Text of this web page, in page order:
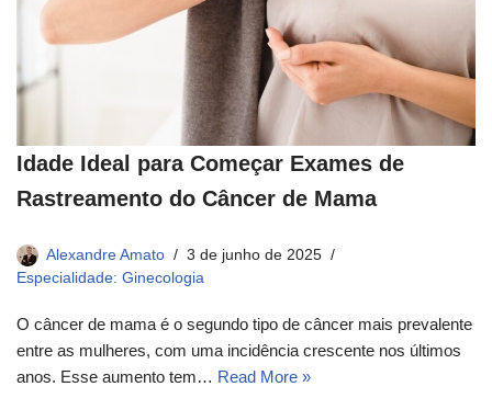
Idade Ideal para Começar Exames de
Rastreamento do Câncer de Mama
Alexandre Amato
3 de junho de 2025
Especialidade: Ginecologia
O câncer de mama é o segundo tipo de câncer mais prevalente
entre as mulheres, com uma incidência crescente nos últimos
anos. Esse aumento tem… Read More »